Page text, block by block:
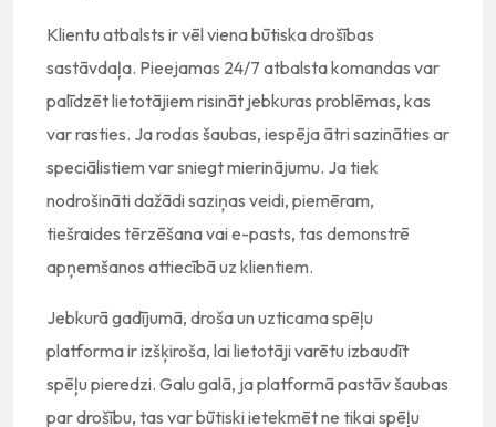
Klientu atbalsts ir vēl viena būtiska drošības
sastāvdaļa. Pieejamas 24/7 atbalsta komandas var
palīdzēt lietotājiem risināt jebkuras problēmas, kas
var rasties. Ja rodas šaubas, iespēja ātri sazināties ar
speciālistiem var sniegt mierinājumu. Ja tiek
nodrošināti dažādi saziņas veidi, piemēram,
tiešraides tērzēšana vai e-pasts, tas demonstrē
apņemšanos attiecībā uz klientiem.
Jebkurā gadījumā, droša un uzticama spēļu
platforma ir izšķiroša, lai lietotāji varētu izbaudīt
spēļu pieredzi. Galu galā, ja platformā pastāv šaubas
par drošību, tas var būtiski ietekmēt ne tikai spēļu